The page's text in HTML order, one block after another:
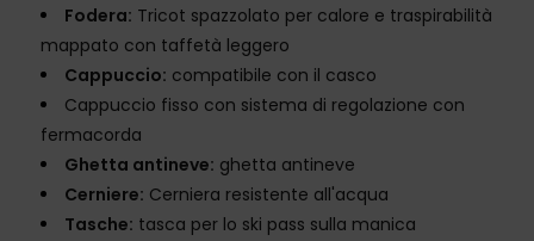
Fodera: Tricot spazzolato per calore e traspirabilità
mappato con taffetà leggero
Cappuccio: compatibile con il casco
Cappuccio fisso con sistema di regolazione con
fermacorda
Ghetta antineve: ghetta antineve
Cerniere: Cerniera resistente all'acqua
Tasche: tasca per lo ski pass sulla manica